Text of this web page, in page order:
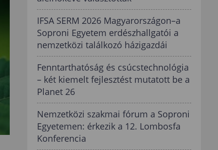
IFSA SERM 2026 Magyarországon–a
Soproni Egyetem erdészhallgatói a
nemzetközi találkozó házigazdái
Fenntarthatóság és csúcstechnológia
– két kiemelt fejlesztést mutatott be a
Planet 26
Nemzetközi szakmai fórum a Soproni
Egyetemen: érkezik a 12. Lombosfa
Konferencia